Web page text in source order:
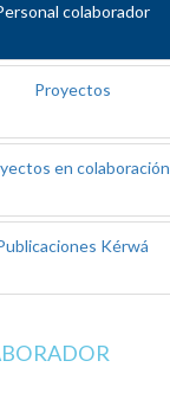
colaborador
Proyectos
en colaboración
Kérwá